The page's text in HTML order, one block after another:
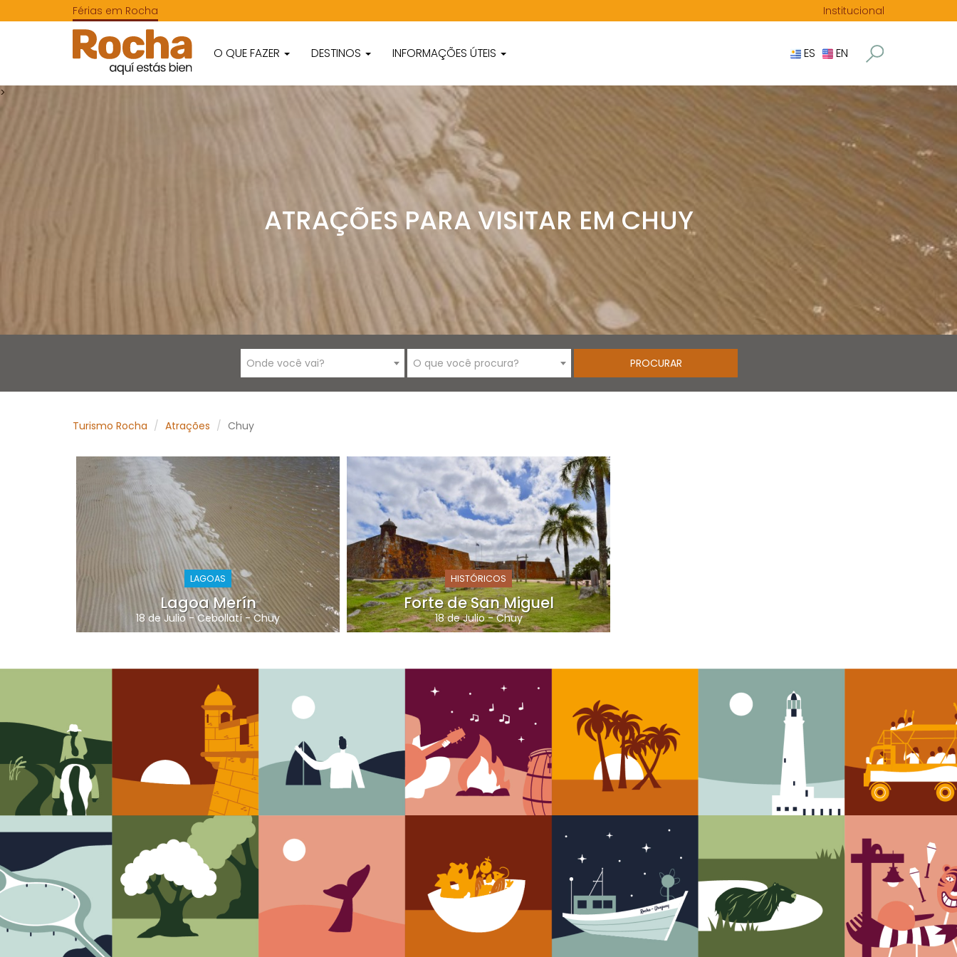
Férias em Rocha Institucional
O QUE FAZER DESTINOS INFORMAÇÕES ÚTEIS ES EN
>
ATRAÇÕES PARA VISITAR EM CHUY
Onde você vai? O que você procura?
Turismo Rocha Atrações Chuy
LAGOAS
Lagoa Merín
18 de Julio-Cebollatí-Chuy
HISTÓRICOS
Forte de San Miguel
18 de Julio-Chuy